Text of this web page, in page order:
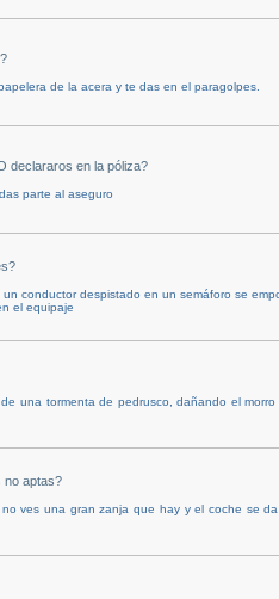
de la acera y te das en el paragolpes.
declararos en la póliza?
parte al aseguro
conductor despistado en un semáforo se
el equipaje
una tormenta de pedrusco, dañando el morro
no aptas?
ves una gran zanja que hay y el coche se